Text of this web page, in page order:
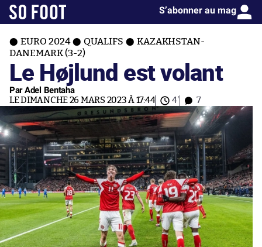
S’abonner au mag
EURO 2024 QUALIFS
KAZAKHSTAN-
DANEMARK (3-2)
Le Højlund est volant
Par Adel Bentaha
LE DIMANCHE 26 MARS 2023 À 17:44 4' 7